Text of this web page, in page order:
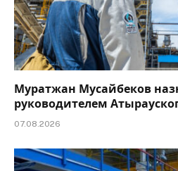
Муратжан Мусайбеков
руководителем
07.08.2026